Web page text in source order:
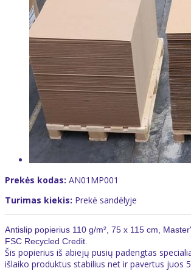
Prekės kodas: AN01MP001
Turimas kiekis: Prekė sandėlyje
Antislip popierius 110 g/m², 75 x 115 cm,
FSC Recycled Credit.
Šis popierius iš abiejų pusių padengtas
išlaiko produktus stabilius net ir pavertus juos